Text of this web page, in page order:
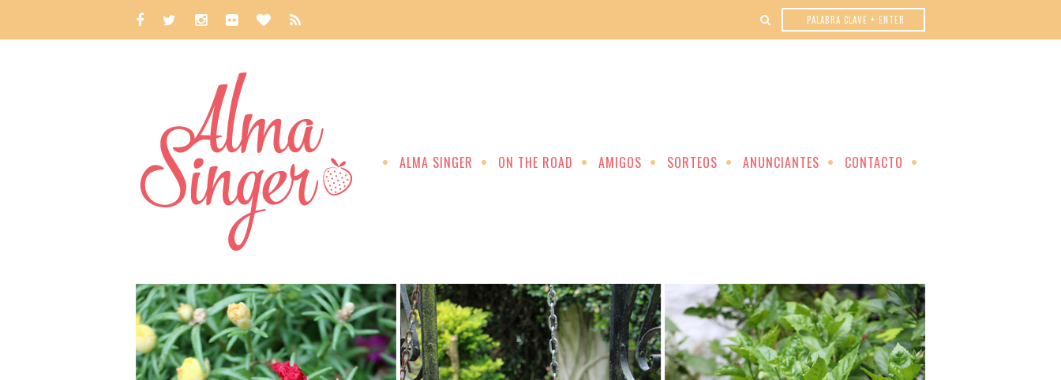
ALMA SINGER ON THE ROAD AMIGOS SORTEOS ANUNCIANTES CONTACTO